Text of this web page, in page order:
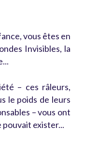
vous êtes en
Invisibles, la
– ces râleurs,
le poids de leurs
– vous ont
pouvait exister...